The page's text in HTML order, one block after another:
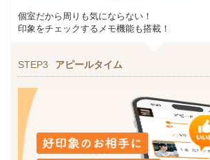
個室だから周りも気にならない！
印象をチェックするメモ機能も搭載！
STEP3 アピールタイム